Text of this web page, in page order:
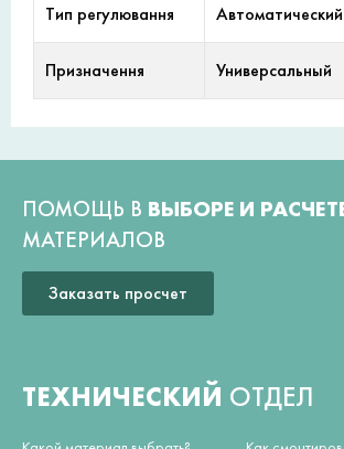
Тип регулювання Автоматический
Призначення Универсальный
ПОМОЩЬ В ВЫБОРЕ И
МАТЕРИАЛОВ
Заказать просчет
ТЕХНИЧЕСКИЙ ОТДЕЛ